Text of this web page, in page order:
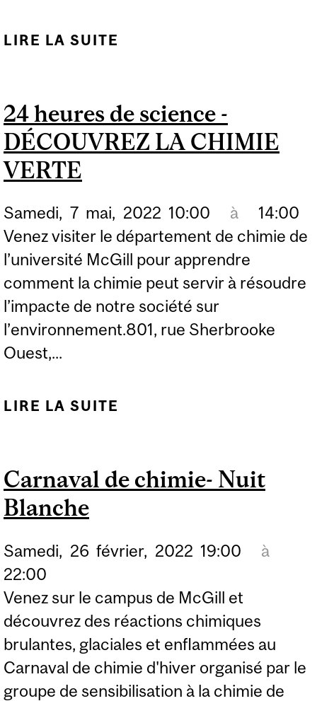
LIRE LA SUITE
JOURNÉE SCIENCE
POUR JEUNES
24 heures de science -
DÉCOUVREZ LA CHIMIE
VERTE
Samedi, 7 mai, 2022 10:00 à
14:00
Venez visiter le département de chimie de
l’université McGill pour apprendre
comment la chimie peut servir à résoudre
l’impacte de notre société sur
l’environnement.801, rue Sherbrooke
Ouest,...
LIRE LA SUITE
Carnaval de chimie- Nuit
Blanche
Samedi, 26 février, 2022 19:00
à
22:00
Venez sur le campus de McGill et
découvrez des réactions chimiques
brulantes, glaciales et enflammées au
Carnaval de chimie d'hiver organisé par le
groupe de sensibilisation à la chimie de